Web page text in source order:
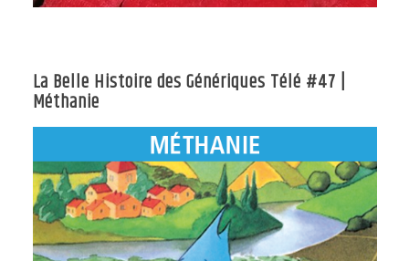
La Belle Histoire des Génériques Télé #47 |
Méthanie